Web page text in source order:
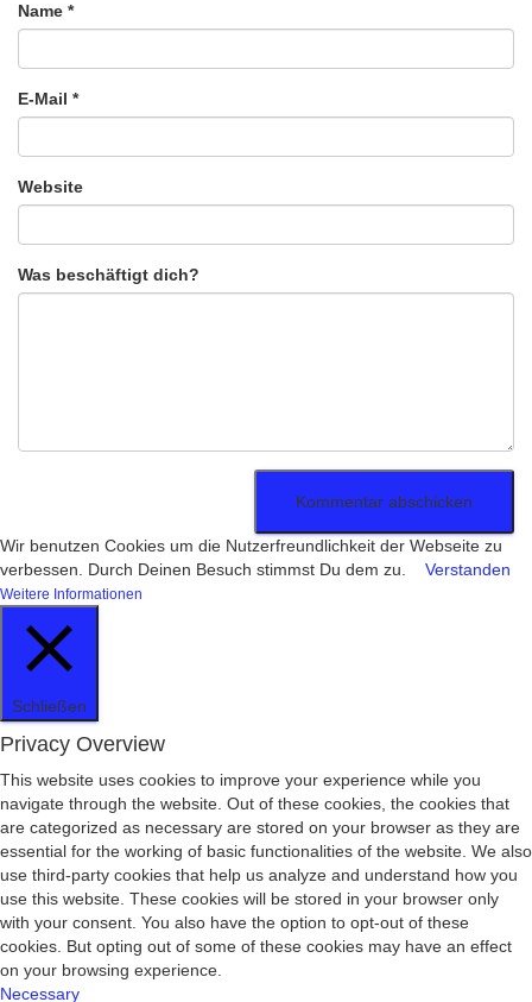
Name *
E-Mail *
Website
Was beschäftigt dich?
Wir benutzen Cookies um die Nutzerfreundlichkeit der Webseite zu
verbessen. Durch Deinen Besuch stimmst Du dem zu. Verstanden
Weitere Informationen
Schließen
Privacy Overview
This website uses cookies to improve your experience while you
navigate through the website. Out of these cookies, the cookies that
are categorized as necessary are stored on your browser as they are
essential for the working of basic functionalities of the website. We also
use third-party cookies that help us analyze and understand how you
use this website. These cookies will be stored in your browser only
with your consent. You also have the option to opt-out of these
cookies. But opting out of some of these cookies may have an effect
on your browsing experience.
Necessary